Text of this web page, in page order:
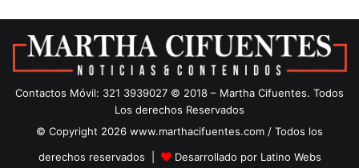
Contactos Móvil: 321 3939027 © 2018 – Martha Cifuentes. Todos
Los derechos Reservados
© Copyright 2026 www.marthacifuentes.com / Todos los
derechos reservados |
Desarrollado por Latino Webs